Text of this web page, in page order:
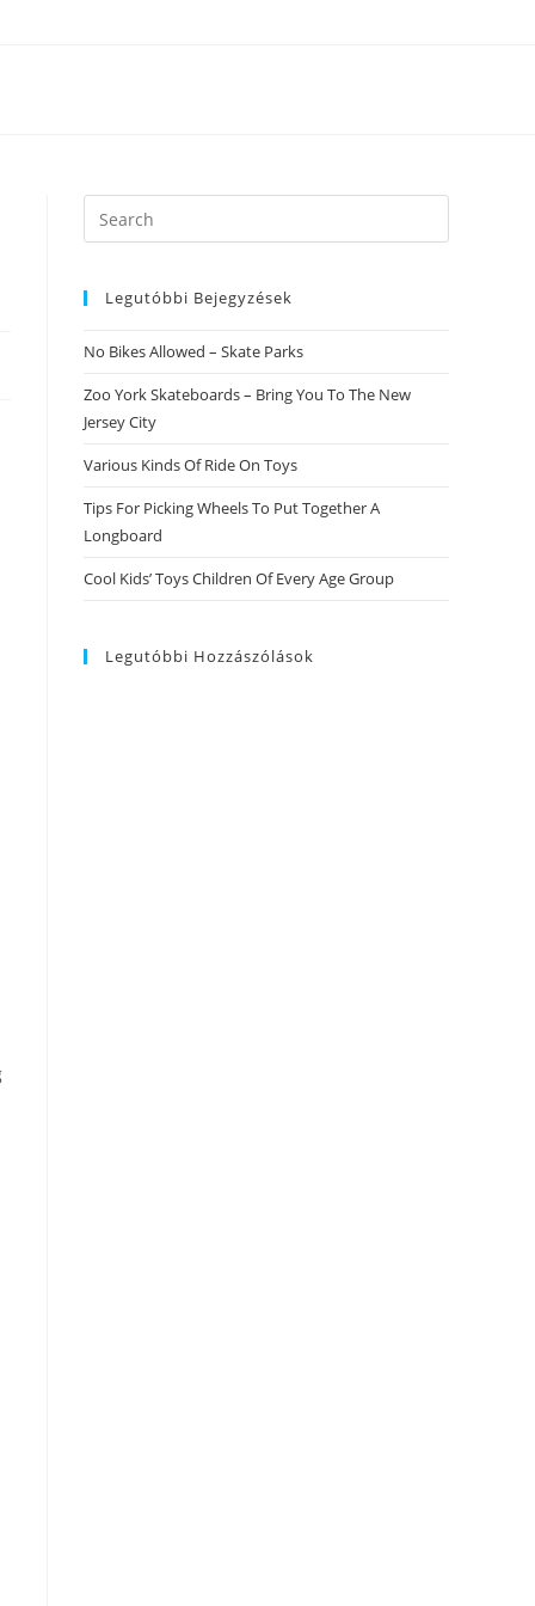
Search
this
Legutóbbi Bejegyzések
No Bikes Allowed – Skate Parks
Zoo York Skateboards – Bring You To The New
Jersey City
Various Kinds Of Ride On Toys
Tips For Picking Wheels To Put Together A
Longboard
Cool Kids’ Toys Children Of Every Age Group
Legutóbbi Hozzászólások